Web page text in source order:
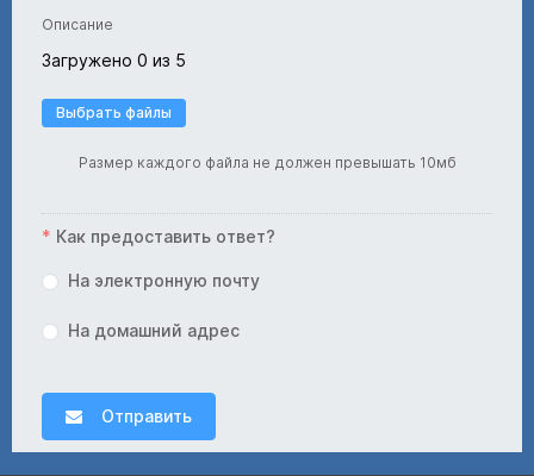
Описание
Загружено 0 из 5
Выбрать файлы
Размер каждого файла не должен превышать 10мб
Как предоставить ответ?
На электронную почту
На домашний адрес
Отправить